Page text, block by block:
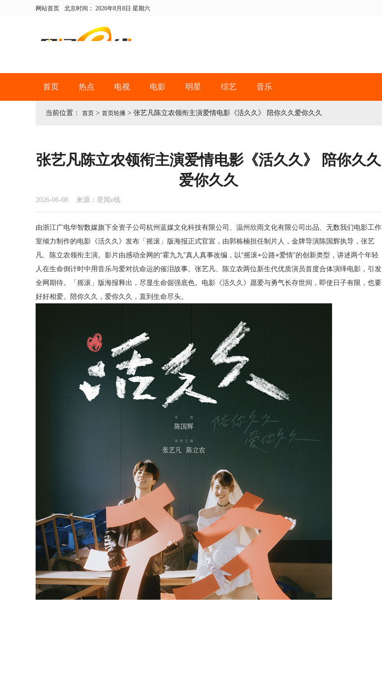
网站首页 北京时间： 2026年8月8日 星期六
首页 热点 电视 电影 明星 综艺 音乐
当前位置： 首页 > 首页轮播 > 张艺凡陈立农领衔主演爱情电影《活久久》 陪你久久爱你久久
张艺凡陈立农领衔主演爱情电影《活久久》 陪你久久
爱你久久
2026-06-08 来源：星闻e线
由浙江广电华智数媒旗下全资子公司杭州蓝媒文化科技有限公司、温州欣雨文化有限公司出品
无数我们电影工作
室倾力制作的电影《活久久》发布 「摇滚 」 版海报正式官宣， 由郭栋楠担任制片人， 金牌导演陈国辉执导，张艺
凡、陈立农领衔主演。 影片由感动全网的“霍九九”真人真事改编， 以“摇滚+公路+爱情”的创新类型，讲述两个年轻
人在生命倒计时中用音乐与爱对抗命运的催泪故事。张艺凡、陈立农两位新生代优质演员首度合体演绎电影 ，引发
全网期待。
「摇滚 」 版海报释出，尽显生命倔强底色。 电影《活久久》愿爱与勇气长存世间，即使日子有限，也要
好好相爱。陪你久久，爱你久久，直到生命尽头。